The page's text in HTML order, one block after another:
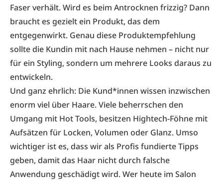
Faser verhält. Wird es beim Antrocknen frizzig? Dann
braucht es gezielt ein Produkt, das dem
entgegenwirkt. Genau diese Produktempfehlung
sollte die Kundin mit nach Hause nehmen – nicht nur
für ein Styling, sondern um mehrere Looks daraus zu
entwickeln.
Und ganz ehrlich: Die Kund*innen wissen inzwischen
enorm viel über Haare. Viele be­herrschen den
Umgang mit Hot Tools, besitzen Hightech-Föhne mit
Aufsätzen für Locken, Vo­lumen oder Glanz. Umso
wichtiger ist es, dass wir als Profis fundierte Tipps
geben, damit das Haar nicht durch falsche
Anwendung geschädigt wird. Wer heute im Salon